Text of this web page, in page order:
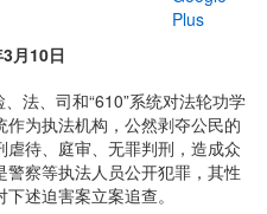
月10日
法、司和“610”系统对法轮功学
为执法机构，公然剥夺公民的
待、庭审、无罪判刑，造成众
察等执法人员公开犯罪，其性
述迫害案立案追查。